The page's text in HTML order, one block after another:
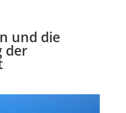
und die
der